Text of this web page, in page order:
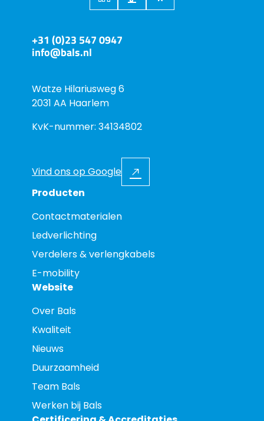
+31 (0)23 547 0947
info@bals.nl
Watze Hilariusweg 6
2031 AA Haarlem
KvK-nummer: 34134802
Vind ons op Google
Producten
Contactmaterialen
Ledverlichting
Verdelers & verlengkabels
E-mobility
Website
Over Bals
Kwaliteit
Nieuws
Duurzaamheid
Team Bals
Werken bij Bals